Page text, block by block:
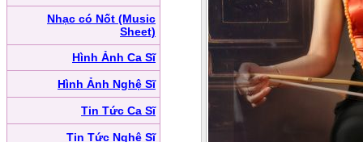
Nhạc có Nốt (Music
Sheet)
Hình Ảnh Ca Sĩ
Hình Ảnh Nghệ Sĩ
Tin Tức Ca Sĩ
Tin Tức Nghệ Sĩ